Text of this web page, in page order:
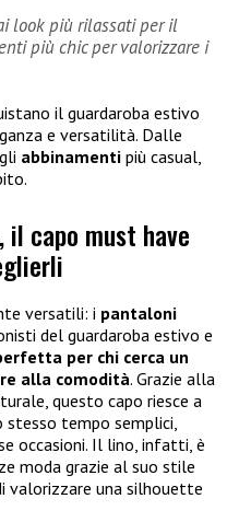
look più rilassati per il
più chic per valorizzare i
il guardaroba estivo
e versatilità. Dalle
abbinamenti più casual,
capo must have
versatili: i pantaloni
del guardaroba estivo e
per chi cerca un
alla comodità. Grazie alla
questo capo riesce a
tempo semplici,
occasioni. Il lino, infatti, è
moda grazie al suo stile
valorizzare una silhouette